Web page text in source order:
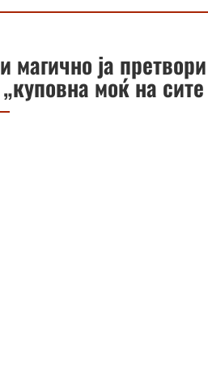
магично ја
моќ на сите